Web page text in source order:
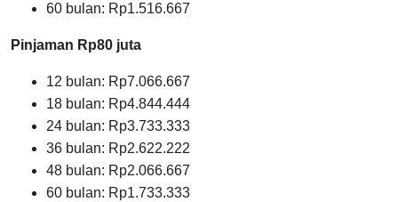
60 bulan: Rp1.516.667
Pinjaman Rp80 juta
12 bulan: Rp7.066.667
18 bulan: Rp4.844.444
24 bulan: Rp3.733.333
36 bulan: Rp2.622.222
48 bulan: Rp2.066.667
60 bulan: Rp1.733.333